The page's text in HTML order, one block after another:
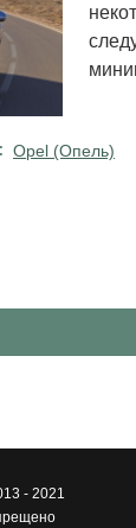
Opel (Опель)
- 2021